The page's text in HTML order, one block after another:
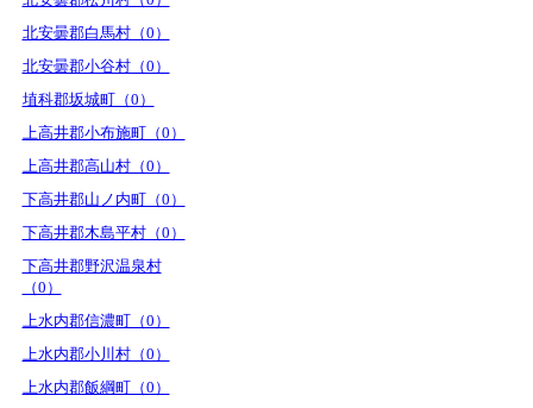
北安曇郡白馬村（0）
北安曇郡小谷村（0）
埴科郡坂城町（0）
上高井郡小布施町（0）
上高井郡高山村（0）
下高井郡山ノ内町（0）
下高井郡木島平村（0）
下高井郡野沢温泉村
（0）
上水内郡信濃町（0）
上水内郡小川村（0）
上水内郡飯綱町（0）